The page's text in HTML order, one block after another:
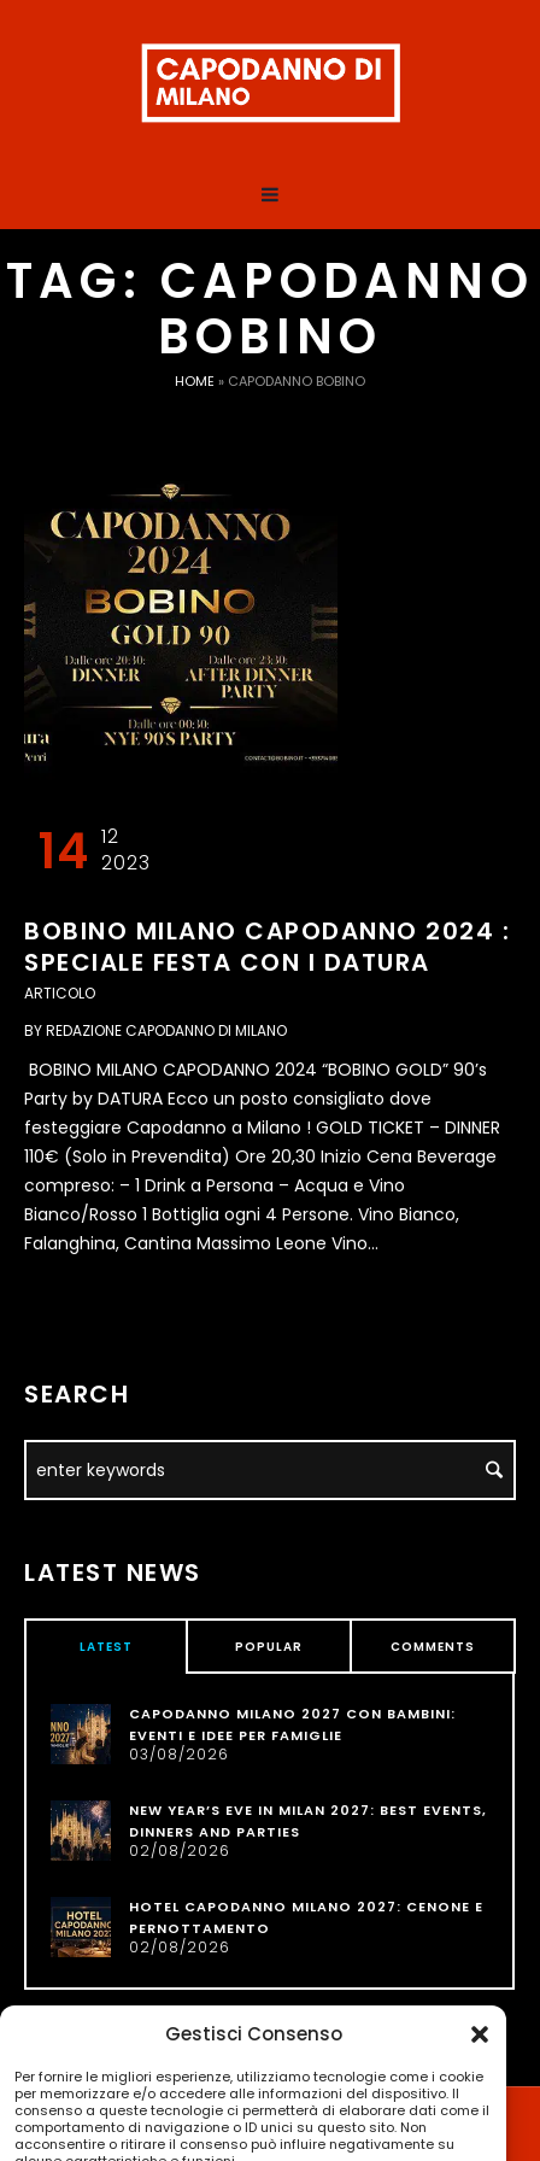
Gestisci Consenso
Per fornire le migliori esperienze, utilizziamo tecnologie come i cookie
per memorizzare e/o accedere alle informazioni del dispositivo. Il
consenso a queste tecnologie ci permetterà di elaborare dati come il
comportamento di navigazione o ID unici su questo sito. Non
acconsentire o ritirare il consenso può influire negativamente su
TAG: CAPODANNO
BOBINO
HOME » CAPODANNO BOBINO
14 12
2023
BOBINO MILANO CAPODANNO 2024 :
SPECIALE FESTA CON I DATURA
ARTICOLO
BYREDAZIONE CAPODANNO DI MILANO
BOBINO MILANO CAPODANNO 2024 “BOBINO GOLD” 90’s
Party by DATURA Ecco un posto consigliato dove
festeggiare Capodanno a Milano ! GOLD TICKET – DINNER
110€ (Solo in Prevendita) Ore 20,30 Inizio Cena Beverage
compreso: – 1 Drink a Persona – Acqua e Vino
Bianco/Rosso 1 Bottiglia ogni 4 Persone. Vino Bianco,
Falanghina, Cantina Massimo Leone Vino...
SEARCH
LATEST NEWS
LATEST POPULAR COMMENTS
CAPODANNO MILANO 2027 CON BAMBINI:
EVENTI E IDEE PER FAMIGLIE
03/08/2026
NEW YEAR’S EVE IN MILAN 2027: BEST EVENTS,
DINNERS AND PARTIES
02/08/2026
HOTEL CAPODANNO MILANO 2027: CENONE E
PERNOTTAMENTO
02/08/2026